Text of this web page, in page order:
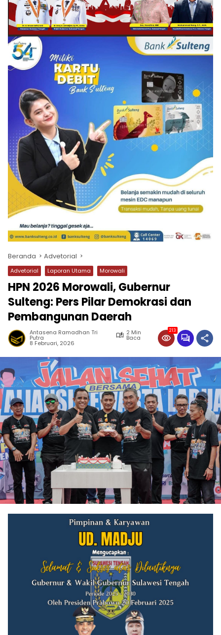
Beranda Advetorial
Advetorial Laporan Utama Morowali
HPN 2026 Morowali, Gubernur
Sulteng: Pers Pilar Demokrasi dan
Pembangunan Daerah
Antasena Ramadhan Tri
Putra
2 Min
Baca
8 Februari, 2026
213